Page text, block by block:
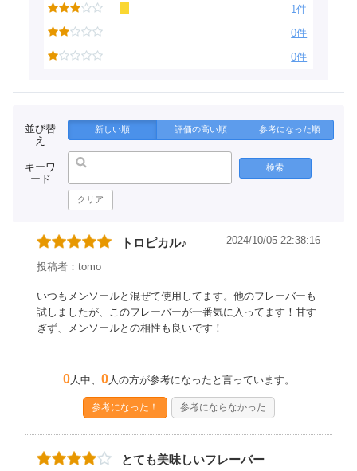
1件
0件
0件
並び替
え
新しい順 評価の高い順 参考になった順
キーワ
ード
検索
クリア
トロピカル♪ 2024/10/05 22:38:16
投稿者：tomo
いつもメンソールと混ぜて使用してます。他のフレーバーも
試しましたが、このフレーバーが一番気に入ってます！甘す
ぎず、メンソールとの相性も良いです！
0人中、 0人の方が参考になったと言っています。
参考になった！ 参考にならなかった
とても美味しいフレーバー